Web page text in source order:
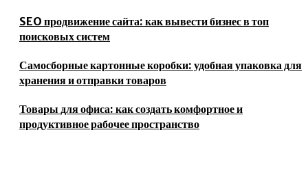
SEO продвижение сайта: как вывести бизнес в топ
поисковых систем
Самосборные картонные коробки: удобная упаковка для
хранения и отправки товаров
Товары для офиса: как создать комфортное и
продуктивное рабочее пространство